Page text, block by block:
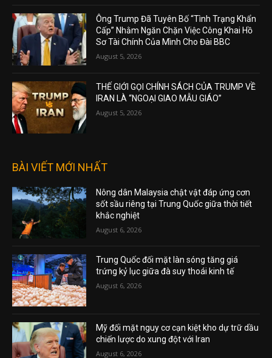
Ông Trump Đã Tuyên Bố “Tình Trạng Khẩn
Cấp” Nhằm Ngăn Chặn Việc Công Khai Hồ
Sơ Tài Chính Của Mình Cho Đài BBC
August 5, 2026
THẾ GIỚI GỌI CHÍNH SÁCH CỦA TRUMP VỀ
IRAN LÀ “NGOẠI GIAO MẪU GIÁO”
August 5, 2026
BÀI VIẾT MỚI NHẤT
Nông dân Malaysia chật vật đáp ứng cơn
sốt sầu riêng tại Trung Quốc giữa thời tiết
khắc nghiệt
August 6, 2026
Trung Quốc đối mặt làn sóng tăng giá
trứng kỷ lục giữa đà suy thoái kinh tế
August 6, 2026
Mỹ đối mặt nguy cơ cạn kiệt kho dự trữ dầu
chiến lược do xung đột với Iran
August 6, 2026